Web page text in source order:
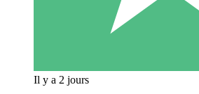
Il y a 2 jours